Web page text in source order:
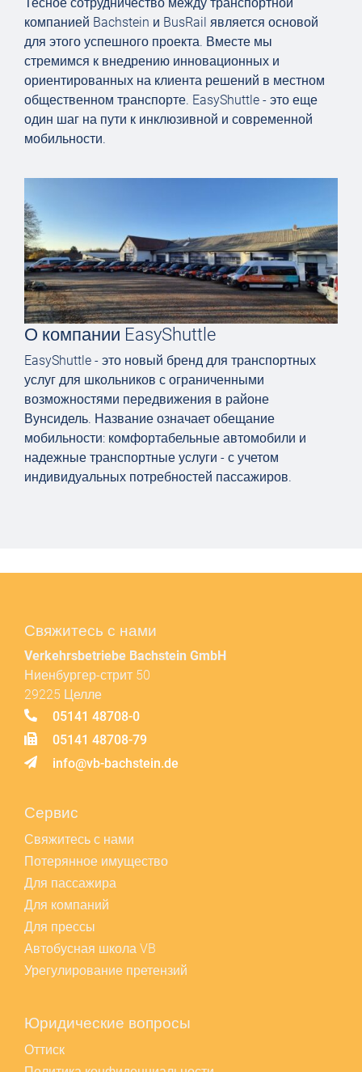
компанией Bachstein и BusRail является основой
для этого успешного проекта. Вместе мы
стремимся к внедрению инновационных и
ориентированных на клиента решений в местном
общественном транспорте. EasyShuttle - это еще
один шаг на пути к инклюзивной и современной
мобильности.
О компании EasyShuttle
EasyShuttle - это новый бренд для транспортных
услуг для школьников с ограниченными
возможностями передвижения в районе
Вунсидель. Название означает обещание
мобильности: комфортабельные автомобили и
надежные транспортные услуги - с учетом
индивидуальных потребностей пассажиров.
Свяжитесь с нами
Verkehrsbetriebe Bachstein GmbH
Ниенбургер-стрит 50
29225 Целле
05141 48708-0
05141 48708-79
info@vb-bachstein.de
Сервис
Свяжитесь с нами
Потерянное имущество
Для пассажира
Для компаний
Для прессы
Автобусная школа VB
Урегулирование претензий
Юридические вопросы
Оттиск